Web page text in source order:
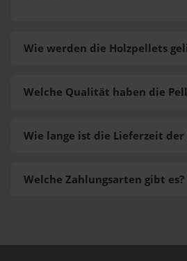
Wie werden die Holzpellets
Welche Zahlungsarten gibt es?
Welche Qualität haben die
Wie lange ist die Lieferzeit der